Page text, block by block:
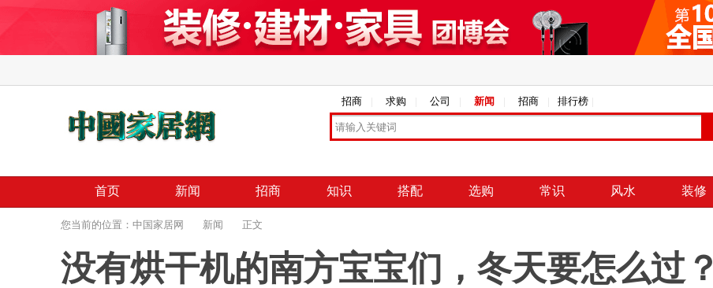
招商 求购 公司 新闻 招商 排行榜
首页 新闻 招商 知识 搭配 选购 常识 风水 装修
您当前的位置： 中国家居网 新闻 正文
没有烘干机的南方宝宝们，冬天要怎么过？